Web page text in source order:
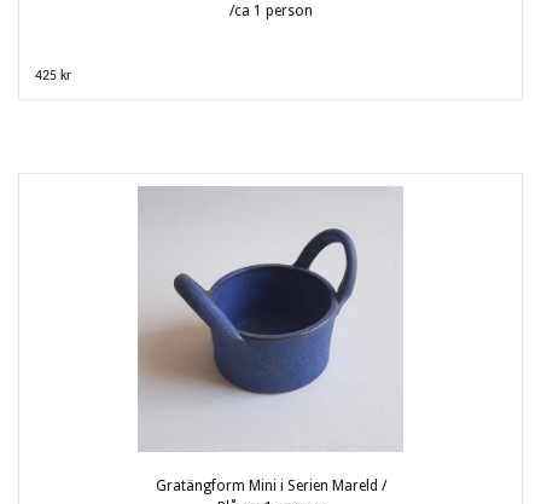
/ca 1 person
425 kr
Gratängform Mini i Serien Mareld /